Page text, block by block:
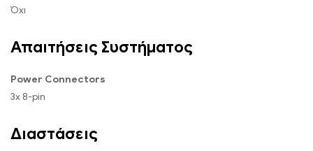
Όχι
Απαιτήσεις Συστήματος
Power Connectors
3x 8-pin
Διαστάσεις